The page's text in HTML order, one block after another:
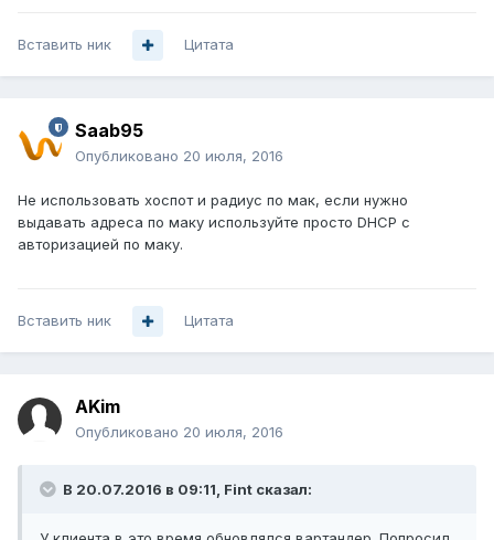
Вставить ник Цитата
Saab95
Опубликовано 20 июля, 2016
Не использовать хоспот и радиус по мак, если нужно
выдавать адреса по маку используйте просто DHCP с
авторизацией по маку.
Вставить ник Цитата
AKim
Опубликовано 20 июля, 2016
В 20.07.2016 в 09:11, Fint сказал: